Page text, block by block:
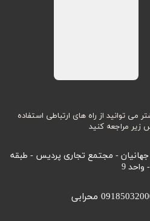
می توانید از راه های ارتباطی استفاده
زیر مراجعه کنید
- مجتمع تجاری پردیس - طبقه
9